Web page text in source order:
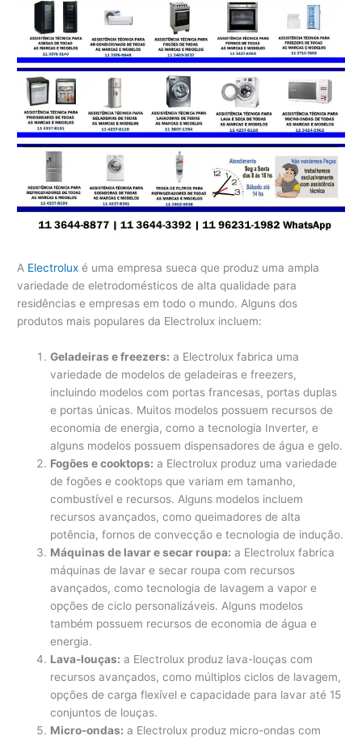
A Electrolux é uma empresa sueca que produz uma ampla
variedade de eletrodomésticos de alta qualidade para
residências e empresas em todo o mundo. Alguns dos
produtos mais populares da Electrolux incluem:
Geladeiras e freezers: a Electrolux fabrica uma
variedade de modelos de geladeiras e freezers,
incluindo modelos com portas francesas, portas duplas
e portas únicas. Muitos modelos possuem recursos de
economia de energia, como a tecnologia Inverter, e
alguns modelos possuem dispensadores de água e gelo.
Fogões e cooktops: a Electrolux produz uma variedade
de fogões e cooktops que variam em tamanho,
combustível e recursos. Alguns modelos incluem
recursos avançados, como queimadores de alta
potência, fornos de convecção e tecnologia de indução.
Máquinas de lavar e secar roupa: a Electrolux fabrica
máquinas de lavar e secar roupa com recursos
avançados, como tecnologia de lavagem a vapor e
opções de ciclo personalizáveis. Alguns modelos
também possuem recursos de economia de água e
energia.
Lava-louças: a Electrolux produz lava-louças com
recursos avançados, como múltiplos ciclos de lavagem,
opções de carga flexível e capacidade para lavar até 15
conjuntos de louças.
Micro-ondas: a Electrolux produz micro-ondas com